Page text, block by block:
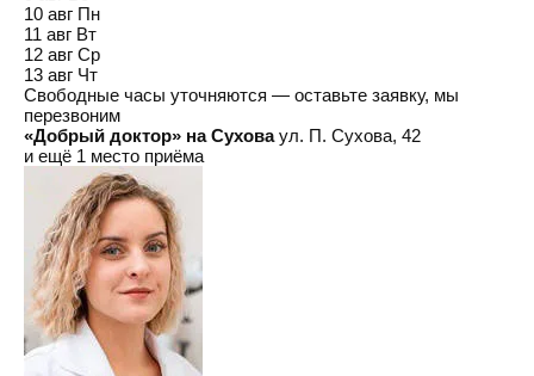
10 авг Пн
11 авг Вт
12 авг Ср
13 авг Чт
Свободные часы уточняются — оставьте заявку, мы
перезвоним
«Добрый доктор» на Сухова ул. П. Сухова, 42
и ещё 1 место приёма